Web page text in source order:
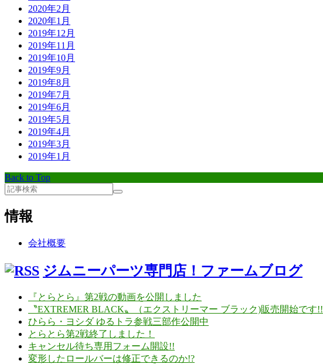
2020年2月
2020年1月
2019年12月
2019年11月
2019年10月
2019年9月
2019年8月
2019年7月
2019年6月
2019年5月
2019年4月
2019年3月
2019年1月
Back to Top
情報
会社概要
ジムニーパーツ専門店！ファームブログ
『とらとら』第2戦の動画を公開しました
〝EXTREMER BLACK〟（エクストリーマー ブラック)販売開始です!!
ひらら・ヨシダ ゆるトラ参戦三部作公開中
とらとら第2戦終了しました！
キャンセル待ち専用フォーム開設!!
変形したロールバーは修正できるのか!?